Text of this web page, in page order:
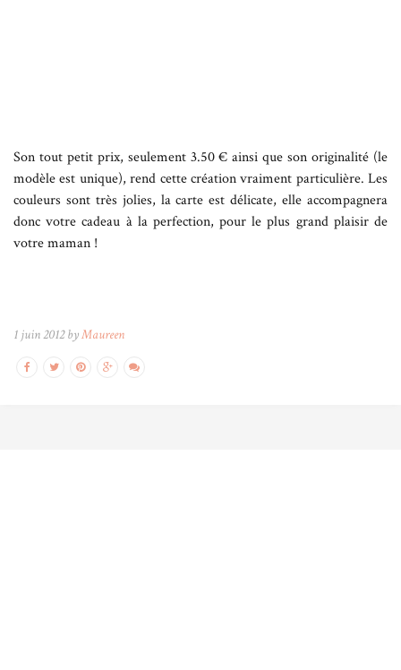
Son tout petit prix, seulement 3.50 € ainsi que son originalité (le
modèle est unique), rend cette création vraiment particulière. Les
couleurs sont très jolies, la carte est délicate, elle accompagnera
donc votre cadeau à la perfection, pour le plus grand plaisir de
votre maman !
1 juin 2012 byMaureen